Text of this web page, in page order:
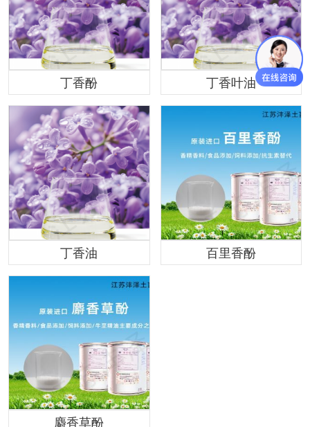
丁香酚 丁香叶油
丁香油 百里香酚
麝香草酚